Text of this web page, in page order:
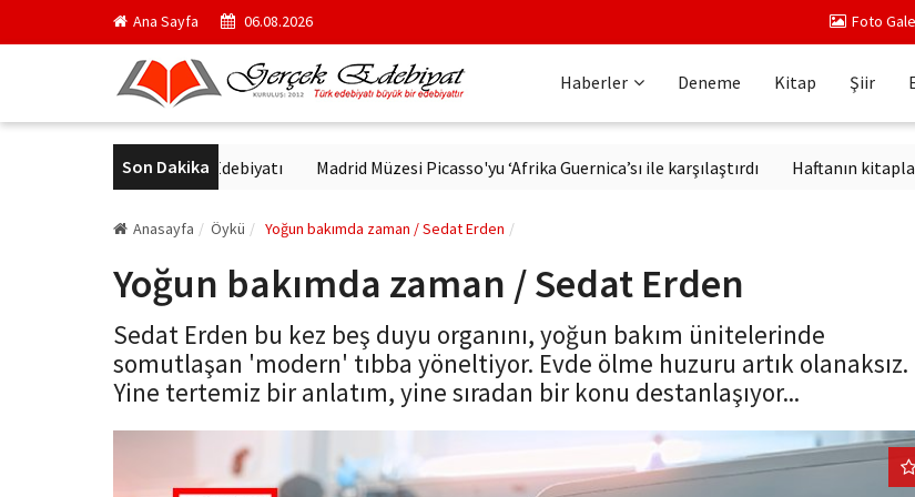
Ana Sayfa 06.08.2026 Foto
Haberler Deneme Kitap Şiir
Son Dakika
Modern Alman Edebiyatı Madrid Müzesi Picasso'yu ‘Afrika Guernica’sı ile karşılaştırdı Haftanın kitapları /
Anasayfa Öykü Yoğun bakımda zaman / Sedat Erden
Yoğun bakımda zaman / Sedat Erden
Sedat Erden bu kez beş duyu organını, yoğun bakım ünitelerinde
somutlaşan 'modern' tıbba yöneltiyor. Evde ölme huzuru artık olanaksız.
Yine tertemiz bir anlatım, yine sıradan bir konu destanlaşıyor...